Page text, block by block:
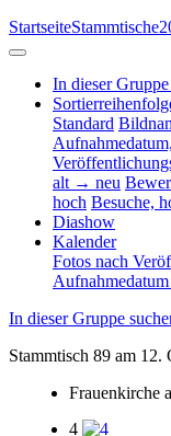
StartseiteStammtische
In dieser Gruppe
Standard
alt → neu
hoch Besuche,
Diashow
Kalender
Fotos nach
In dieser Gruppe
Stammtisch 89 am 12.
Frauenkirche
4